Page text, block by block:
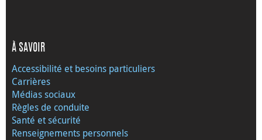
À SAVOIR
Accessibilité et besoins particuliers
Carrières
Médias sociaux
Règles de conduite
Santé et sécurité
Renseignements personnels